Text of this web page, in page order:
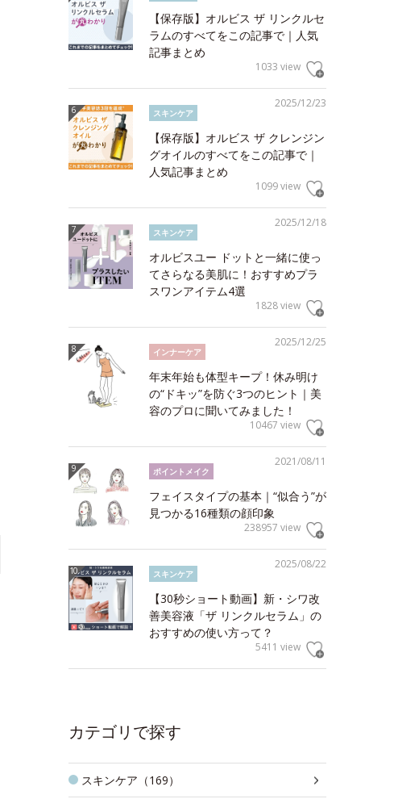
【保存版】オルビス ザ リンクルセ
ラムのすべてをこの記事で｜人気
記事まとめ
1033 view
2025/12/23
スキンケア
【保存版】オルビス ザ クレンジン
グオイルのすべてをこの記事で｜
人気記事まとめ
1099 view
2025/12/18
スキンケア
オルビスユー ドットと一緒に使っ
てさらなる美肌に！おすすめプラ
スワンアイテム4選
1828 view
2025/12/25
インナーケア
年末年始も体型キープ！休み明け
の“ドキッ”を防ぐ3つのヒント｜美
容のプロに聞いてみました！
10467 view
2021/08/11
ポイントメイク
フェイスタイプの基本｜“似合う”が
見つかる16種類の顔印象
238957 view
2025/08/22
スキンケア
【30秒ショート動画】新・シワ改
善美容液「ザ リンクルセラム」の
おすすめの使い方って？
5411 view
カテゴリで探す
スキンケア（169）